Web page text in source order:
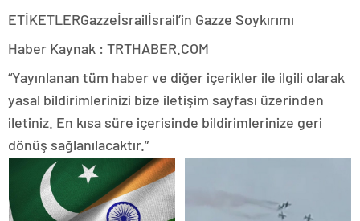
ETİKETLERGazzeİsrailİsrail’in Gazze Soykırımı
Haber Kaynak : TRTHABER.COM
“Yayınlanan tüm haber ve diğer içerikler ile ilgili olarak
yasal bildirimlerinizi bize iletişim sayfası üzerinden
iletiniz. En kısa süre içerisinde bildirimlerinize geri
dönüş sağlanılacaktır.”